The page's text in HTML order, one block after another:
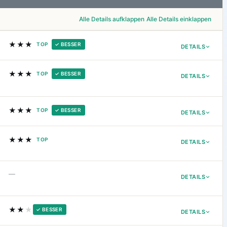
Alle Details aufklappen Alle Details einklappen
DETAILS
★★★ TOP ✓ BESSER
DETAILS
★★★ TOP ✓ BESSER
DETAILS
★★★ TOP ✓ BESSER
DETAILS
★★★ TOP
DETAILS
—
DETAILS
★★ ★ ✓ BESSER